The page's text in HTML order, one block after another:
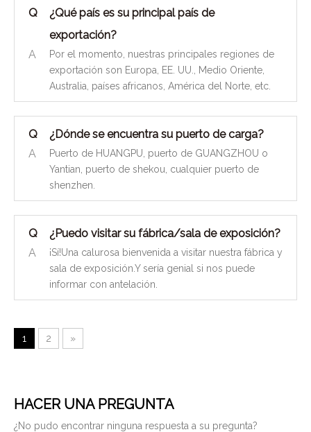
Q
¿Qué país es su principal país de
exportación?
A
Por el momento, nuestras principales regiones de
exportación son Europa, EE. UU., Medio Oriente,
Australia, países africanos, América del Norte, etc.
Q
¿Dónde se encuentra su puerto de carga?
A
Puerto de HUANGPU, puerto de GUANGZHOU o
Yantian, puerto de shekou, cualquier puerto de
shenzhen.
Q
¿Puedo visitar su fábrica/sala de exposición?
A
¡Sí!Una calurosa bienvenida a visitar nuestra fábrica y
sala de exposición.Y sería genial si nos puede
informar con antelación.
1 2 »
HACER UNA PREGUNTA
¿No pudo encontrar ninguna respuesta a su pregunta?